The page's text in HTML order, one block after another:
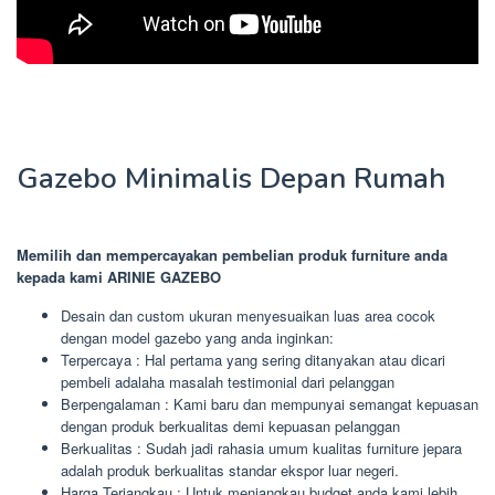
Gazebo Minimalis Depan Rumah
Memilih dan mempercayakan pembelian produk furniture anda
kepada kami ARINIE GAZEBO
Desain dan custom ukuran menyesuaikan luas area cocok
dengan model gazebo yang anda inginkan:
Terpercaya : Hal pertama yang sering ditanyakan atau dicari
pembeli adalaha masalah testimonial dari pelanggan
Berpengalaman : Kami baru dan mempunyai semangat kepuasan
dengan produk berkualitas demi kepuasan pelanggan
Berkualitas : Sudah jadi rahasia umum kualitas furniture jepara
adalah produk berkualitas standar ekspor luar negeri.